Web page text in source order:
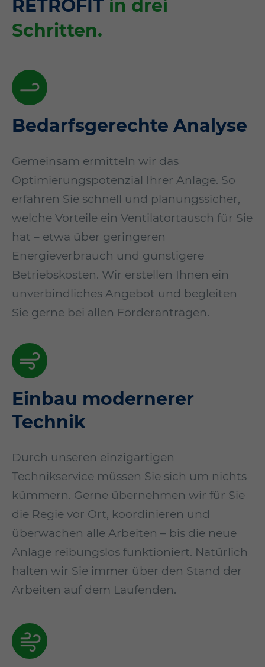
RETROFIT in drei
Schritten.
Bedarfsgerechte Analyse
Gemeinsam ermitteln wir das
Optimierungspotenzial Ihrer Anlage. So
erfahren Sie schnell und planungssicher,
welche Vorteile ein Ventilatortausch für Sie
hat – etwa über geringeren
Energieverbrauch und günstigere
Betriebskosten. Wir erstellen Ihnen ein
unverbindliches Angebot und begleiten
Sie gerne bei allen Förderanträgen.
Einbau modernerer
Technik
Durch unseren einzigartigen
Technikservice müssen Sie sich um nichts
kümmern. Gerne über­nehmen wir für Sie
die Regie vor Ort, koordinieren und
überwachen alle Arbeiten – bis die neue
Anlage reibungslos funktioniert. Natürlich
halten wir Sie immer über den Stand der
Arbeiten auf dem Laufenden.